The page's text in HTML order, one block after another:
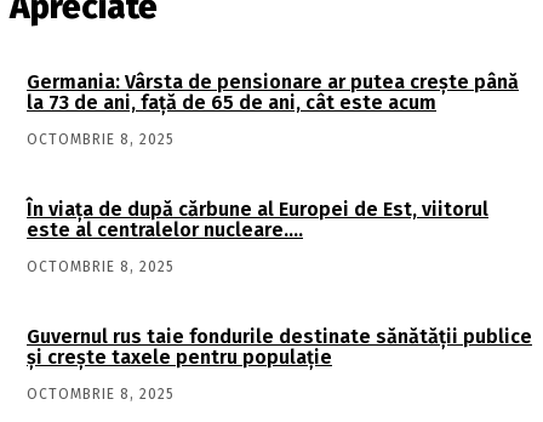
Germania: Vârsta de pensionare ar putea crește până
la 73 de ani, față de 65 de ani, cât este acum
OCTOMBRIE 8, 2025
În viaţa de după cărbune al Europei de Est, viitorul
este al centralelor nucleare….
OCTOMBRIE 8, 2025
Guvernul rus taie fondurile destinate sănătății publice
și crește taxele pentru populație
OCTOMBRIE 8, 2025